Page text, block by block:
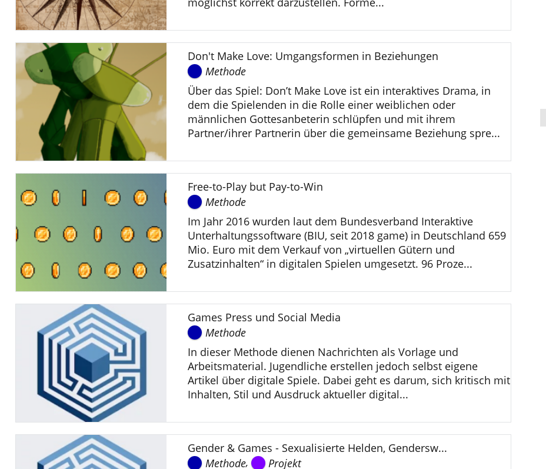
Don't Make Love: Umgangsformen in Beziehungen
Methode
Über das Spiel: Don’t Make Love ist ein interaktives Drama, in
dem die Spielenden in die Rolle einer weiblichen oder
männlichen Gottesanbeterin schlüpfen und mit ihrem
Partner/ihrer Partnerin über die gemeinsame Beziehung spre...
Free-to-Play but Pay-to-Win
Methode
Im Jahr 2016 wurden laut dem Bundesverband Interaktive
Unterhaltungssoftware (BIU, seit 2018 game) in Deutschland 659
Mio. Euro mit dem Verkauf von „virtuellen Gütern und
Zusatzinhalten“ in digitalen Spielen umgesetzt. 96 Proze...
Games Press und Social Media
Methode
In dieser Methode dienen Nachrichten als Vorlage und
Arbeitsmaterial. Jugendliche erstellen jedoch selbst eigene
Artikel über digitale Spiele. Dabei geht es darum, sich kritisch mit
Inhalten, Stil und Ausdruck aktueller digital...
Gender & Games - Sexualisierte Helden, Gendersw...
Methode, Projekt